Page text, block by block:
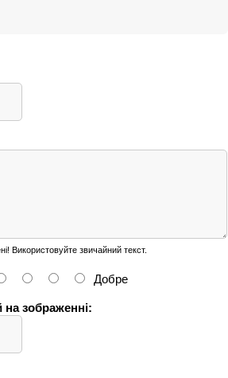
Використовуйте звичайний текст.
Добре
на зображенні: